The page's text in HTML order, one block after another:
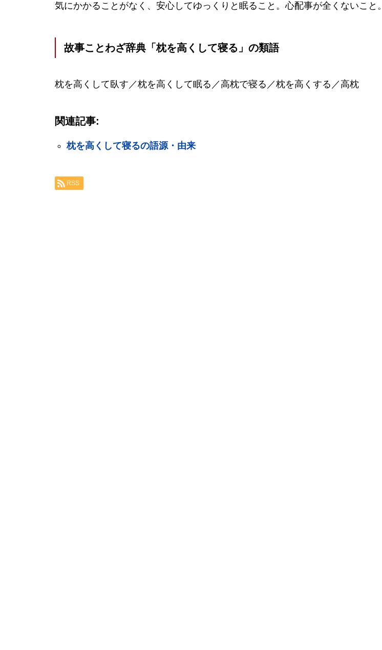
気にかかることがなく、安心してゆっくりと眠ること。心配事が全くないこと。
故事ことわざ辞典「枕を高くして寝る」の類語
枕を高くして臥す／枕を高くして眠る／高枕で寝る／枕を高くする／高枕
関連記事:
枕を高くして寝るの語源・由来
RSS